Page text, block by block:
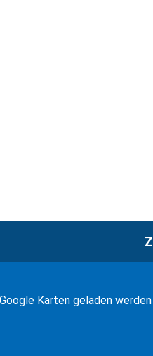
Karten geladen werden